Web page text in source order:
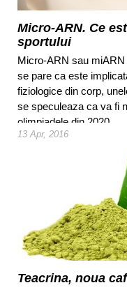
Micro-ARN. Ce
sportului
Micro-ARN sau
se pare ca este
fiziologice din corp,
se speculeaza ca va fi
olimpiadele din 2020.
13 Apr, 2016
Teacrina, noua